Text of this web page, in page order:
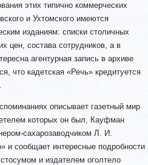
этих типично коммерческих
и Ухтомского имеются
изданиям: списки столичных
цен, состава сотрудников, а в
агентурная запись в архиве
что кадетская «Речь» кредитуется
описывает газетный мир
которых он был, Кауфман
сахарозаводчиком Л. И.
и сообщает интересные подробности
и издателем оголтело